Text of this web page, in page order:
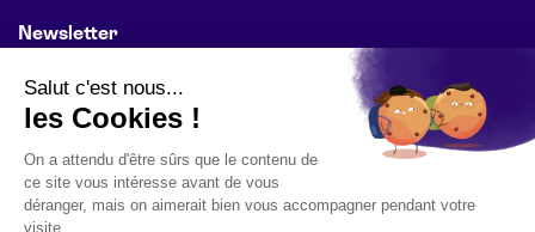
Newsletter
Abonnez-vous pour être informé des lancements de produits,
des offres spéciales et des actualités de l’entreprise.
E-mail